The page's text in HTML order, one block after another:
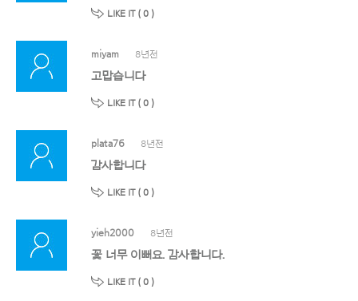
LIKE IT ( 0 )
miyam 8년전
고맙습니다
LIKE IT ( 0 )
plata76 8년전
감사합니다
LIKE IT ( 0 )
yieh2000 8년전
꽃 너무 이뻐요. 감사합니다.
LIKE IT ( 0 )